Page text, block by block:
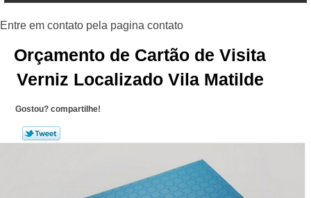
Orçamento de Cartão de Visita
Verniz Localizado Vila Matilde
Gostou? compartilhe!